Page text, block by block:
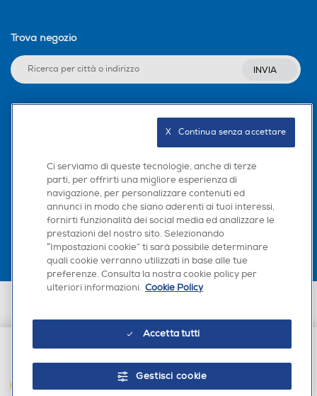
AGGIUNGI AL CARRELLO
Trova negozio
INVIA
Scarica la nostra app
n. 13337170156. Codice intermediario SDI: HHBD9AK. Vendite soggette
agli Artt. 45 e ss del Codice del Consumo in tema di Diritti dei
Ci serviamo di queste tecnologie, anche di terze
parti, per offrirti una migliore esperienza di
navigazione, per personalizzare contenuti ed
annunci in modo che siano aderenti ai tuoi interessi,
fornirti funzionalità dei social media ed analizzare le
prestazioni del nostro sito. Selezionando
“Impostazioni cookie” ti sarà possibile determinare
quali cookie verranno utilizzati in base alle tue
preferenze. Consulta la nostra cookie policy per
ulteriori informazioni. Cookie Policy
Accetta tutti
Gestisci cookie
X   Continua senza accettare